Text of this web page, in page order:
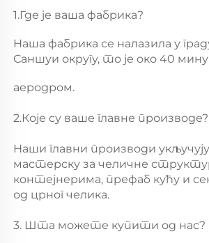
1.Где је ваша фабрика?
Наша фабрика се налазила у
Саншуи округу, то је око 40
аеродром.
2.Које су ваше главне производе?
Наши главни производи
мастерску за челичне
контејнерима, префаб кућу и
од црног челика.
3. Шта можете купити од нас?